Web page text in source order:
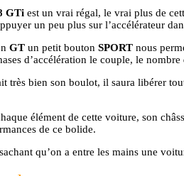
GTi est un vrai régal, le vrai plus de
un peu plus sur l’accélérateur
GT un petit bouton SPORT nous
d’accélération le couple, le
très bien son boulot, il saura libérer
élément de cette voiture, son
de ce bolide.
qu’on a entre les mains une